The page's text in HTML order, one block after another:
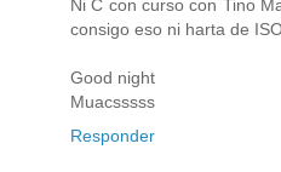
Ni C con curso con Tino
consigo eso ni harta de
Good night
Muacsssss
Responder